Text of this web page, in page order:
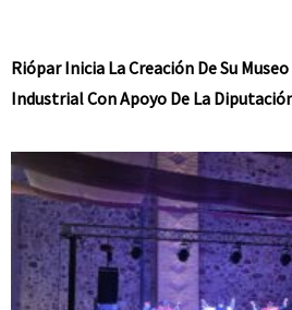
Riópar Inicia La Creación De Su
Industrial Con Apoyo De La